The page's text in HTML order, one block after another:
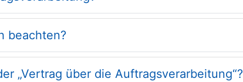
beachten?
„Vertrag über die Auftragsverarbeitung“?